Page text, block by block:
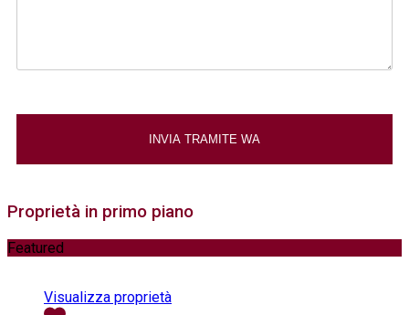
Proprietà in primo piano
Featured
Visualizza proprietà